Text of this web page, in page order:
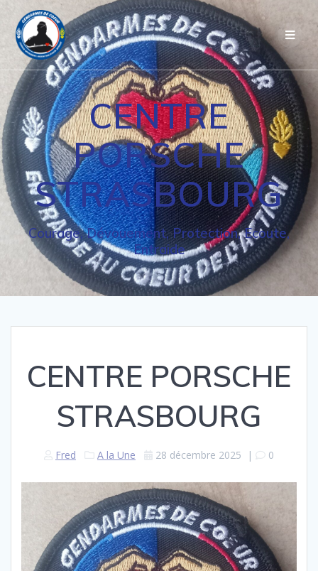
Passer
au
contenu
CENTRE
PORSCHE
STRASBOURG
Courage, Dévouement, Protection, Ecoute,
Entraide
CENTRE PORSCHE
STRASBOURG
Fred A la Une 28 décembre 2025 | 0